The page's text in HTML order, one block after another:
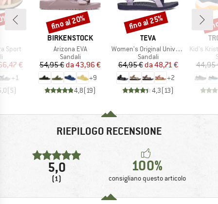
Sport
di prodotti
ridotto
€
+1
(5)
MARCHIO
BIRKENSTOCK
Articolo
Arizona EVA
Gruppo di prodotti
Sandali
Prezzo
54,95 € Prezzo ridotto
da 43,96 €
+9
4,8(19)
Sconto
fino al 20%
MARCHIO
TEVA
Articolo
Women's Original Universal
Gruppo di prodotti
Sandali
Prezzo
64,95 € Prezzo ridotto
da 48,71 €
+2
4,3(13)
Sconto
fino al 25%
Articolo
Kid's
44,95
RIEPILOGO RECENSIONE
5,0
(1)
100%
consigliano questo articolo